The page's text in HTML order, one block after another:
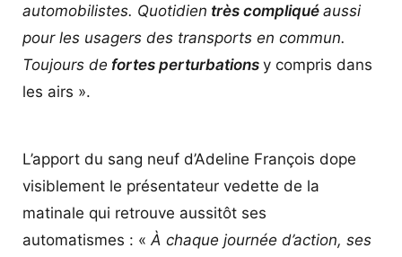
automobilistes. Quotidien très compliqué aussi
pour les usagers des transports en commun.
Toujours de fortes perturbations y compris dans
les airs ».
L’apport du sang neuf d’Adeline François dope
visiblement le présentateur vedette de la
matinale qui retrouve aussitôt ses
automatismes : «À chaque journée d’action, ses